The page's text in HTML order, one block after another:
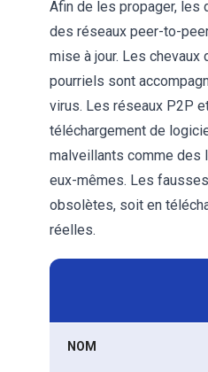
Afin de les propager, les
des réseaux peer-to-
mise à jour. Les
pourriels sont
virus. Les réseaux P2P
téléchargement de
malveillants comme des
eux-mêmes. Les
obsolètes, soit en
réelles.
NOM